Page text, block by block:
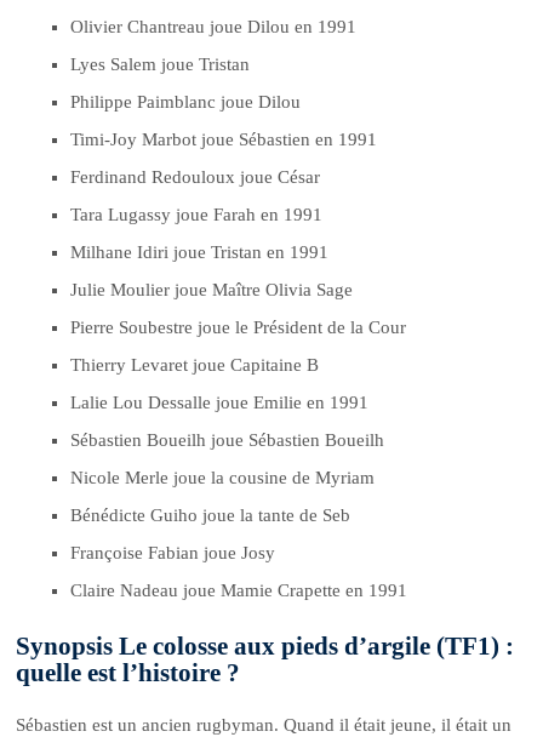
Olivier Chantreau joue Dilou en 1991
Lyes Salem joue Tristan
Philippe Paimblanc joue Dilou
Timi-Joy Marbot joue Sébastien en 1991
Ferdinand Redouloux joue César
Tara Lugassy joue Farah en 1991
Milhane Idiri joue Tristan en 1991
Julie Moulier joue Maître Olivia Sage
Pierre Soubestre joue le Président de la Cour
Thierry Levaret joue Capitaine B
Lalie Lou Dessalle joue Emilie en 1991
Sébastien Boueilh joue Sébastien Boueilh
Nicole Merle joue la cousine de Myriam
Bénédicte Guiho joue la tante de Seb
Françoise Fabian joue Josy
Claire Nadeau joue Mamie Crapette en 1991
Synopsis Le colosse aux pieds d’argile (TF1) :
quelle est l’histoire ?
Sébastien est un ancien rugbyman. Quand il était jeune, il était un